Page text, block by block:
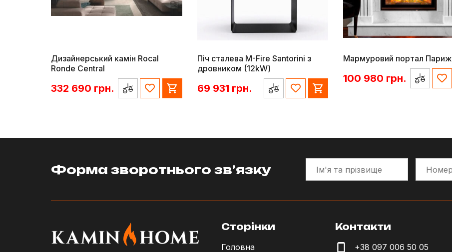
Дизайнерський камін Rocal
Ronde Central
332 690 грн.
Піч сталева M-Fire Santorini з
дровником (12kW)
69 931 грн.
Мармуровий портал Париж
100 980 грн.
Форма зворотнього зв’язку
Сторінки
Головна
Контакти
+38 097 006 50 05